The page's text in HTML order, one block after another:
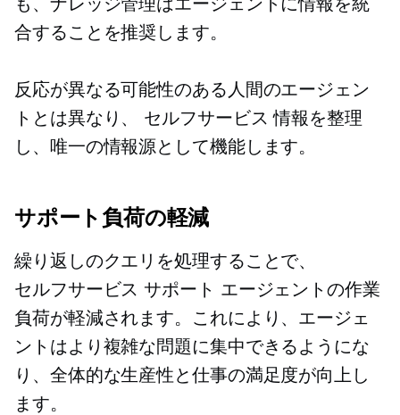
合することを推奨します。
反応が異なる可能性のある人間のエージェン
トとは異なり、 セルフサービス 情報を整理
し、唯一の情報源として機能します。
サポート負荷の軽減
繰り返しのクエリを処理することで、
セルフサービス サポート エージェントの作業
負荷が軽減されます。これにより、エージェ
ントはより複雑な問題に集中できるようにな
り、全体的な生産性と仕事の満足度が向上し
ます。